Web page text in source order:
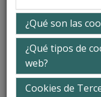
¿Qué son las
¿Qué tipos de
web?
Cookies de